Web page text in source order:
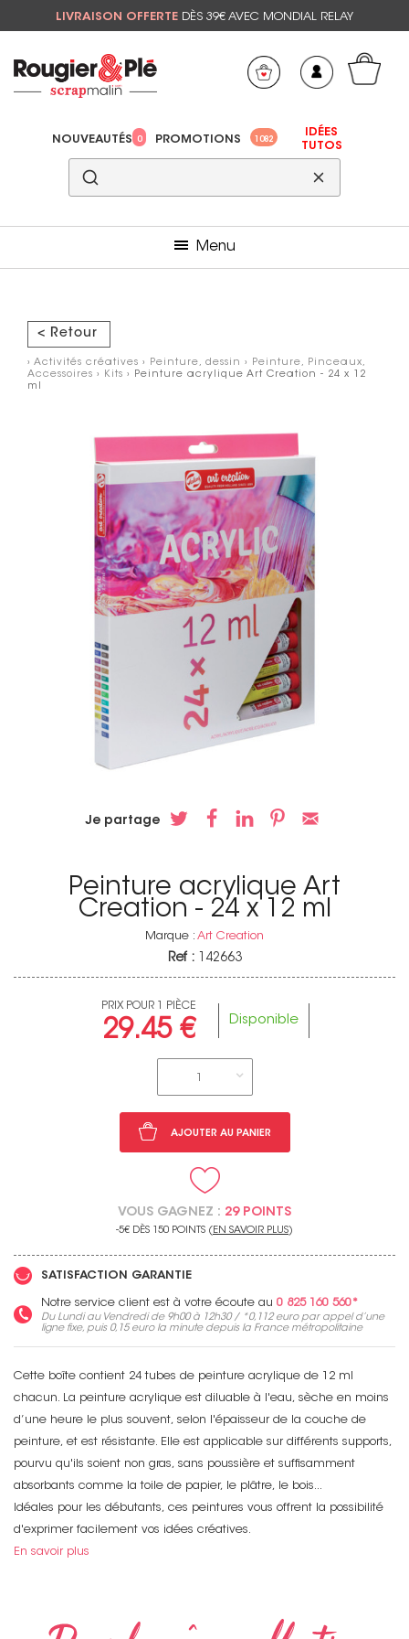
LIVRAISON OFFERTE DÈS 39€ AVEC MONDIAL RELAY
NOUVEAUTÉS 0 PROMOTIONS 1082
IDÉES
TUTOS
Menu
< Retour
› Activités créatives › Peinture, dessin › Peinture, Pinceaux,
Accessoires › Kits › Peinture acrylique Art Creation - 24 x 12
ml
Je partage
Peinture acrylique Art
Creation - 24 x 12 ml
Marque : Art Creation
Ref : 142663
PRIX POUR 1 PIÈCE
29.45 € Disponible
AJOUTER AU PANIER
VOUS GAGNEZ : 29 POINTS
-5€ DÈS 150 POINTS ( EN SAVOIR PLUS)
SATISFACTION GARANTIE
Notre service client est à votre écoute au 0 825 160 560*
Du Lundi au Vendredi de 9h00 à 12h30 / *0,112 europar appel d’une
ligne fixe, puis 0,15 eurola minute depuis la France métropolitaine
Cette boîte contient 24 tubes de peinture acrylique de 12 ml
chacun. La peinture acrylique est diluable à l'eau, sèche en moins
d’une heure le plus souvent, selon l'épaisseur de la couche de
peinture, et est résistante. Elle est applicable sur différents supports,
pourvu qu'ils soient non gras, sans poussière et suffisamment
absorbants comme la toile de papier, le plâtre, le bois...
Idéales pour les débutants, ces peintures vous offrent la possibilité
d'exprimer facilement vos idées créatives.
En savoir plus